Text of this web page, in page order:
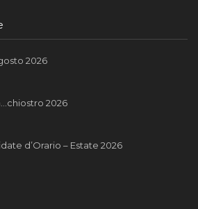
2026
2026
d’Orario – Estate 2026